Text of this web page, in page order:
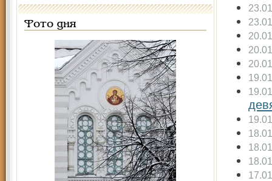
Фото дня